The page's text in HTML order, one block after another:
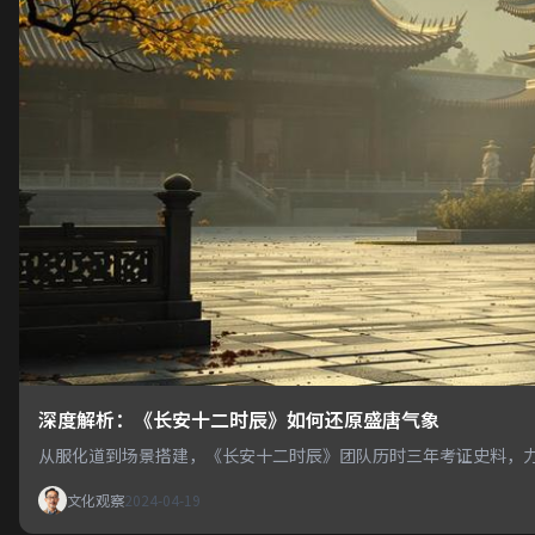
深度解析：《长安十二时辰》如何还原盛唐气象
从服化道到场景搭建，《长安十二时辰》团队历时三年考证史料，
文化观察2024-04-19